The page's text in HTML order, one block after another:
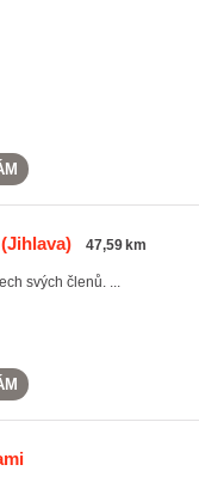
47,59 km
svých členů. ...